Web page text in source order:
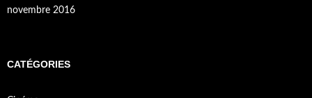
novembre 2016
CATÉGORIES